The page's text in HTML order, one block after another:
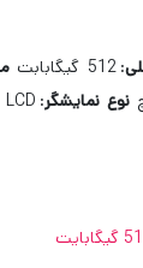
: 512 گیگابابت
نوع نمایشگر: